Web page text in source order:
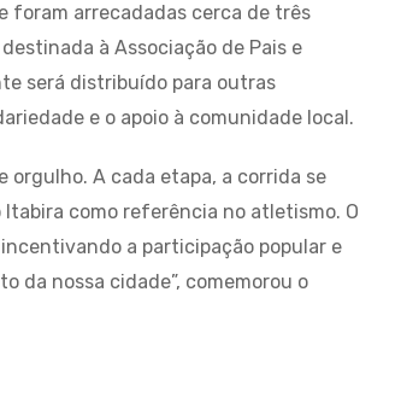
foram arrecadadas cerca de três
à Associação de Pais e
será distribuído para outras
e o apoio à comunidade local.
orgulho. A cada etapa, a corrida se
como referência no atletismo. O
a participação popular e
da nossa cidade”, comemorou o